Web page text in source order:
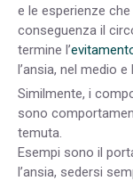
e le esperienze
conseguenza il
termine l’
l’ansia, nel medio
Similmente, i
sono
temuta.
Esempi sono il
l’ansia, sedersi